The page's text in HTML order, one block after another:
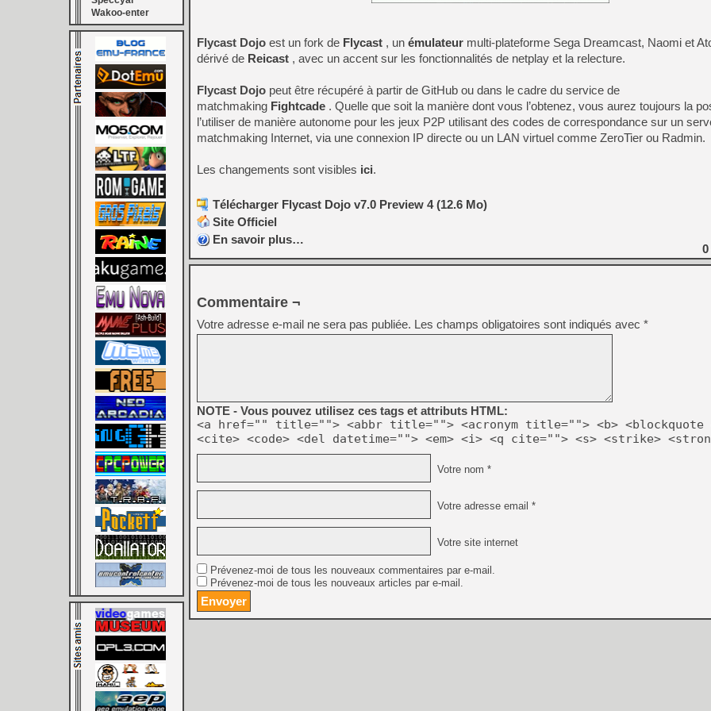
[Mo5] DOOM arrive en
[GK] Bethesda fête les 30
[GK] Roblox : l'action en
[GK] Agenda - GeForce
[GK] Devolver Digital en a
[LS] [PS5] ps5-y2jb-
[GK] Pourquoi Marvel
[GK] Test : Restory : Chill
[GK] GTA 6 : Rockstar
[GK] Hot Wheels Infinite
[GK] Mémoire cash -
[GK] Résultats Nintendo :
[GK] Dans ce jeu de
Wakoo-enter
Flycast Dojo est un fork de Flycast , un émulateur multi-plateforme Sega Dreamcast, Naomi et
dérivé de Reicast , avec un accent sur les fonctionnalités de netplay et la relecture.
Flycast Dojo peut être récupéré à partir de GitHub ou dans le cadre du service de
matchmaking Fightcade . Quelle que soit la manière dont vous l’obtenez, vous aurez toujours la
l’utiliser de manière autonome pour les jeux P2P utilisant des codes de correspondance sur un
matchmaking Internet, via une connexion IP directe ou un LAN virtuel comme ZeroTier ou Radmin.
Les changements sont visibles ici.
Télécharger Flycast Dojo v7.0 Preview 4 (12.6 Mo)
Site Officiel
En savoir plus…
0
Commentaire ¬
Votre adresse e-mail ne sera pas publiée. Les champs obligatoires sont indiqués avec *
NOTE - Vous pouvez utilisez ces tags et attributs HTML:
<a href="" title=""> <abbr title=""> <acronym title=""> <b> <blockquote
<cite> <code> <del datetime=""> <em> <i> <q cite=""> <s> <strike>
Votre nom *
Votre adresse email *
Votre site internet
Prévenez-moi de tous les nouveaux commentaires par e-mail.
Prévenez-moi de tous les nouveaux articles par e-mail.